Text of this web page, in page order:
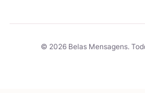
© 2026 Belas Mensagens.